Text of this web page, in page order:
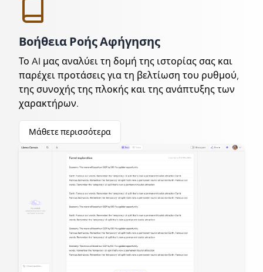
Βοήθεια Ροής Αφήγησης
Το AI μας αναλύει τη δομή της ιστορίας σας και
παρέχει προτάσεις για τη βελτίωση του ρυθμού,
της συνοχής της πλοκής και της ανάπτυξης των
χαρακτήρων.
Μάθετε περισσότερα